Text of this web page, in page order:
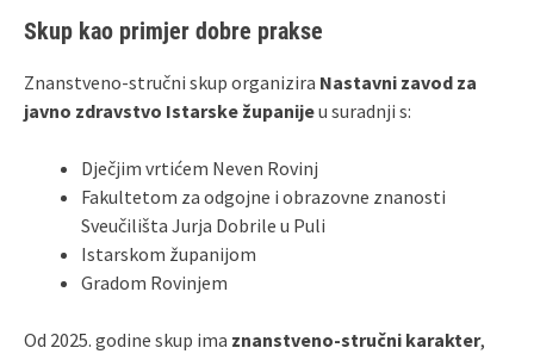
Skup kao primjer dobre prakse
Znanstveno-stručni skup organizira Nastavni zavod za
javno zdravstvo Istarske županijeu suradnji s:
Dječjim vrtićem Neven Rovinj
Fakultetom za odgojne i obrazovne znanosti
Sveučilišta Jurja Dobrile u Puli
Istarskom županijom
Gradom Rovinjem
Od 2025. godine skup ima znanstveno-stručni karakter,